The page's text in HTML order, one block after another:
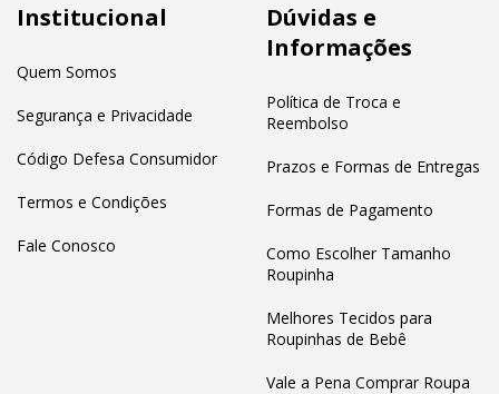
Institucional
Quem Somos
Segurança e Privacidade
Código Defesa Consumidor
Termos e Condições
Fale Conosco
Dúvidas e
Informações
Política de Troca e
Reembolso
Prazos e Formas de Entregas
Formas de Pagamento
Como Escolher Tamanho
Roupinha
Melhores Tecidos para
Roupinhas de Bebê
Vale a Pena Comprar Roupa